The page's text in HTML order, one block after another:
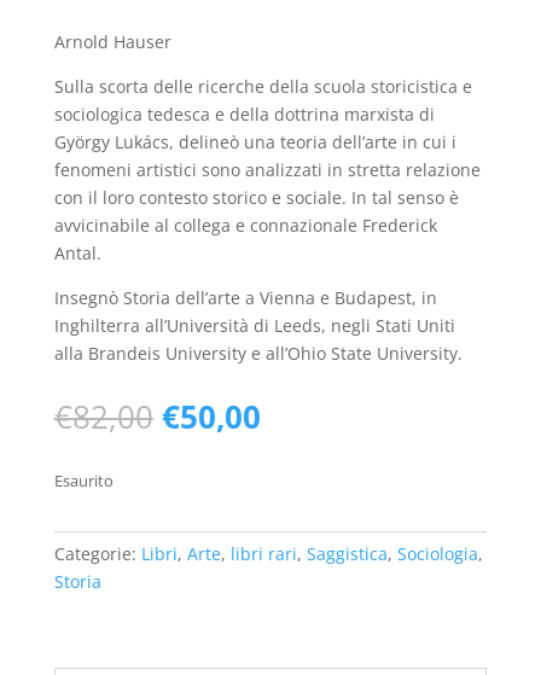
Arnold Hauser
Sulla scorta delle ricerche della scuola storicistica e
sociologica tedesca e della dottrina marxista di
György Lukács, delineò una teoria dell’arte in cui i
fenomeni artistici sono analizzati in stretta relazione
con il loro contesto storico e sociale. In tal senso è
avvicinabile al collega e connazionale Frederick
Antal.
Insegnò Storia dell’arte a Vienna e Budapest, in
Inghilterra all’Università di Leeds, negli Stati Uniti
alla Brandeis University e all’Ohio State University.
€82,00 Il
prezzo
€82,00.
€50,00Il
€50,00.
Esaurito
Categorie: Libri, Arte, libri rari, Saggistica, Sociologia,
Storia